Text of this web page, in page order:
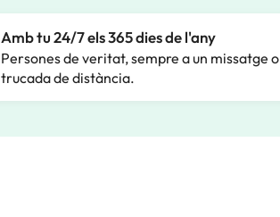
Amb tu 24/7 els 365 dies de l'any
Persones de veritat, sempre a un missatge o
trucada de distància.